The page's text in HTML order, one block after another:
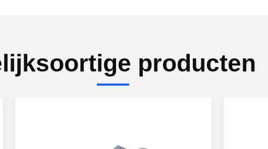
producten